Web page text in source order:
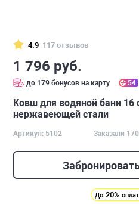
4.9 117 отзывов
1 796 руб.
до 179 бонусов на карту 54
Ковш для водяной бани 16
нержавеющей стали
Артикул: 5102 Заказали
До 20%